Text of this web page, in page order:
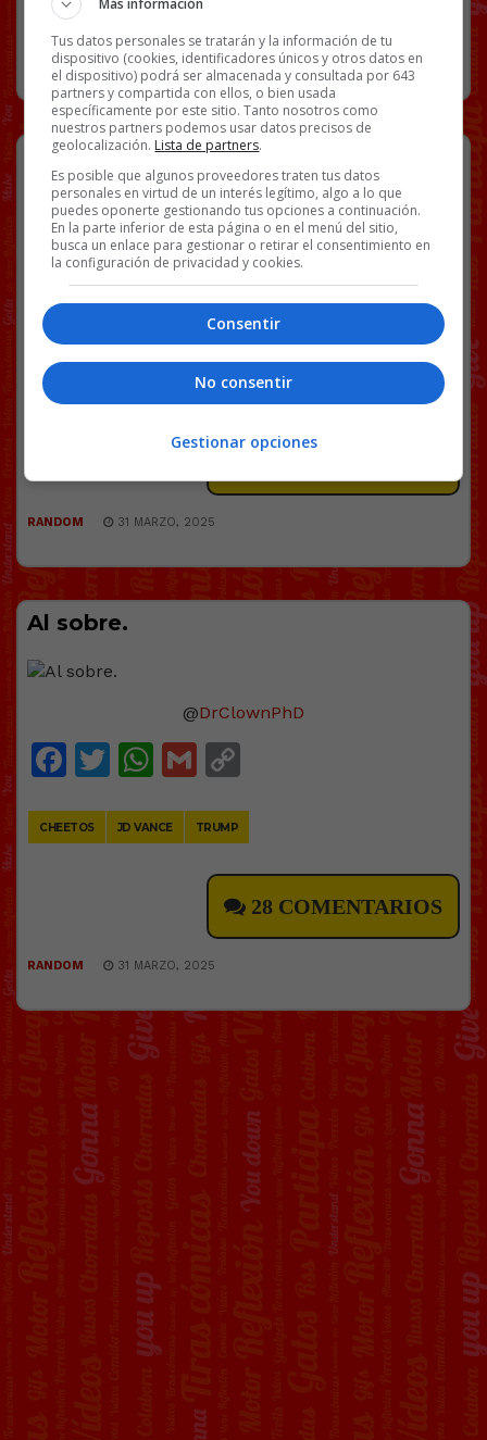
RANDOM 31 MARZO, 2025
Esto pasó ayer en Monza (el piloto
está bien)
[ Ver vídeo en X
Facebook
Twitter
WhatsApp
Gmail
Copy
Link
MONZA VÍDEOS
RANDOM 31 MARZO, 2025
Al sobre.
@DrClownPhD
Facebook
Twitter
WhatsApp
Gmail
CHEETOS JD VANCE TRUMP
28 COMENTARIOS
RANDOM 31 MARZO, 2025
Más información
Tus datos personales se tratarán y la información de tu
dispositivo (cookies, identificadores únicos y otros datos en
el dispositivo) podrá ser almacenada y consultada por 643
partners y compartida con ellos, o bien usada
específicamente por este sitio. Tanto nosotros como
nuestros partners podemos usar datos precisos de
geolocalización. Lista de partners.
Es posible que algunos proveedores traten tus datos
personales en virtud de un interés legítimo, algo a lo que
puedes oponerte gestionando tus opciones a continuación.
En la parte inferior de esta página o en el menú del sitio,
busca un enlace para gestionar o retirar el consentimiento en
la configuración de privacidad y cookies.
Consentir
No consentir
Gestionar opciones